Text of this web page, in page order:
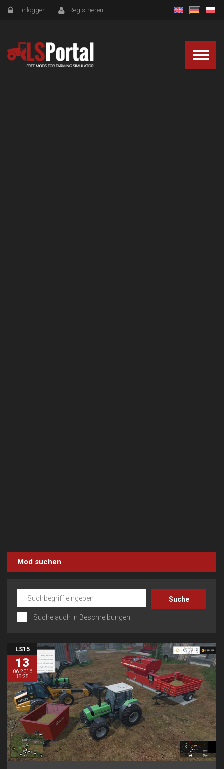
Einloggen Registrieren
Mod suchen
Suche auch in Beschreibungen
LS15
13
06.2016
18:25